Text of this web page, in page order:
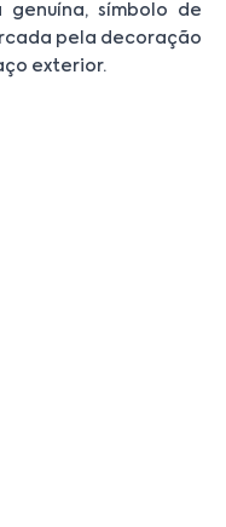
genuína, símbolo de
pela decoração
exterior.